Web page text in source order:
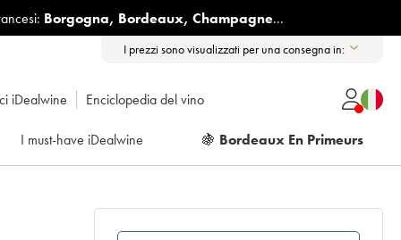
Borgogna, Bordeaux, Champagne...
I prezzi sono visualizzati per una consegna in:
iDealwine Enciclopedia del vino
I must-have iDealwine 🍇 Bordeaux En Primeurs